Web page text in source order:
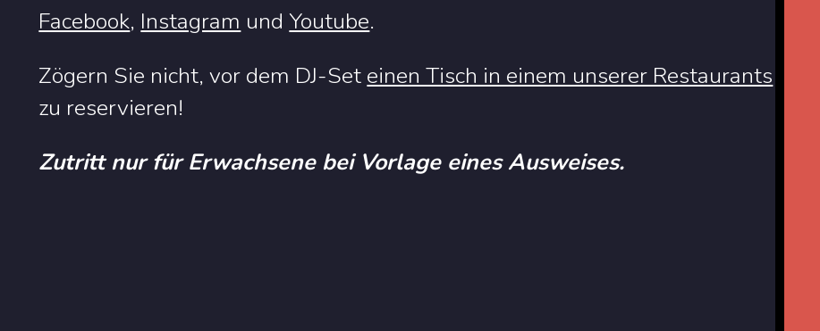
Facebook, Instagram und Youtube.
Zögern Sie nicht, vor dem DJ-Set einen Tisch in einem unserer Restaurants
zu reservieren!
Zutritt nur für Erwachsene bei Vorlage eines Ausweises.